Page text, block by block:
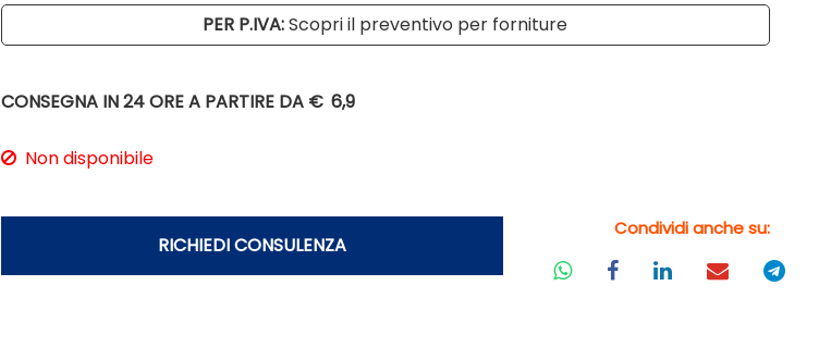
PER P.IVA:Scopri il preventivo per forniture
CONSEGNA IN 24 OREA PARTIRE DA € 6,9
Non disponibile
RICHIEDI CONSULENZA
Condividi anche su: